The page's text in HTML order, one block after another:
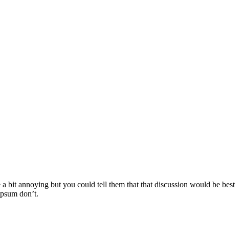
bit annoying but you could tell them that that discussion would be best
don’t.